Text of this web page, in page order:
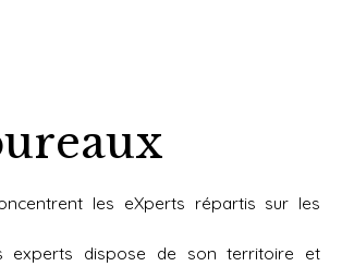
les eXperts répartis sur les
experts dispose de son territoire et